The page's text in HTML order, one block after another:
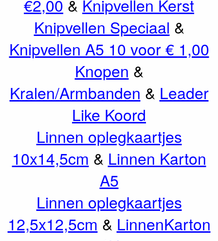
€2,00 & Knipvellen Kerst
Knipvellen Speciaal &
Knipvellen A5 10 voor € 1,00
Knopen &
Kralen/Armbanden & Leader
Like Koord
Linnen oplegkaartjes
10x14,5cm & Linnen Karton
A5
Linnen oplegkaartjes
12,5x12,5cm & LinnenKarton